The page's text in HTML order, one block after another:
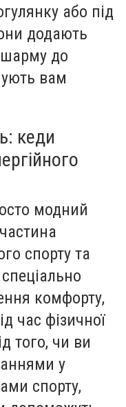
або під
додають
шарму до
вам
кеди
модний
спорту та
комфорту,
час фізичної
того, чи ви
у
спорту,